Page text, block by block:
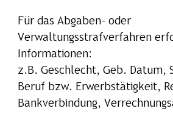
Für das Abgaben- oder
Verwaltungsstrafverfahren
Informationen:
z.B. Geschlecht, Geb. Datum,
Beruf bzw. Erwerbstätigkeit,
Bankverbindung,